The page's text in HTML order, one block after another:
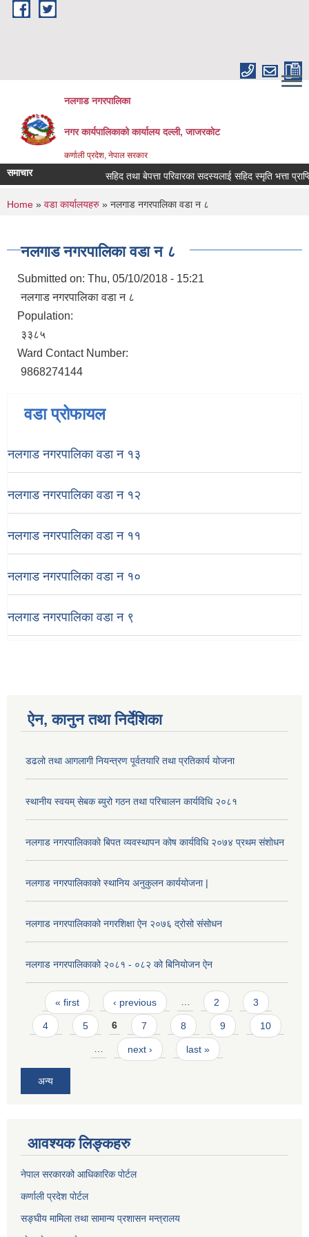
Skip to main content
नलगाड नगरपालिका
नगर कार्यपालिकाको कार्यालय दल्ली, जाजरकाेट
कर्णाली प्रदेश, नेपाल सरकार
समाचार सहिद तथा बेपत्ता परिवारका सदस्यलाई सहिद स्मृति भत्ता
You are here
Home » वडा कार्यालयहरु » नलगाड नगरपालिका वडा न‌‍ ८
नलगाड नगरपालिका वडा न‌‍ ८
Submitted on: Thu, 05/10/2018 - 15:21
नलगाड नगरपालिका वडा न‌‍ ८
Population:
३३८५
Ward Contact Number:
9868274144
वडा प्रोफायल
नलगाड नगरपालिका वडा न‌‍ १३
नलगाड नगरपालिका वडा न‌‍ १२
नलगाड नगरपालिका वडा न‌‍ ११
नलगाड नगरपालिका वडा न‌‍ १०
नलगाड नगरपालिका वडा न‌‍ ९
ऐन, कानुन तथा निर्देशिका
डढलो तथा आगलागी नियन्त्रण पूर्वतयारि तथा प्रतिकार्य योजना
स्थानीय स्वयम् सेबक ब्युरो गठन तथा परिचालन कार्यविधि २०८१
नलगाड नगरपालिकाको बिपत व्यवस्थापन कोष कार्यविधि २०७४ प्रथम संशोधन
नलगाड नगरपालिकाको स्थानिय अनुकुलन कार्ययोजना |
नलगाड नगरपालिकाको नगरशिक्षा ऐन २०७६ द्रोसो संसोधन
नलगाड नगरपालिकाको २०८१ - ०८२ को बिनियोजन ऐन
Pages
« first ‹ previous … 2 3
4 5 6 7 8 9 10
… next › last »
अन्य
आवश्यक लिङ्कहरु
नेपाल सरकारको आधिकारिक पोर्टल
कर्णाली प्रदेश पोर्टल
सङ्घीय मामिला तथा सामान्य प्रशासन मन्त्रालय